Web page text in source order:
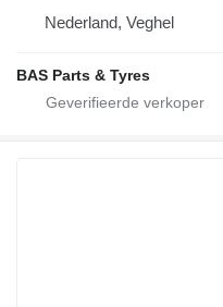
Nederland, Veghel
BAS Parts & Tyres